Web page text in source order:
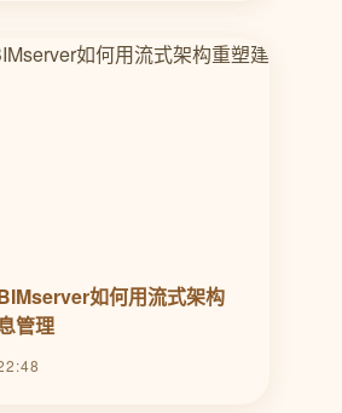
如何用流式架构
管理